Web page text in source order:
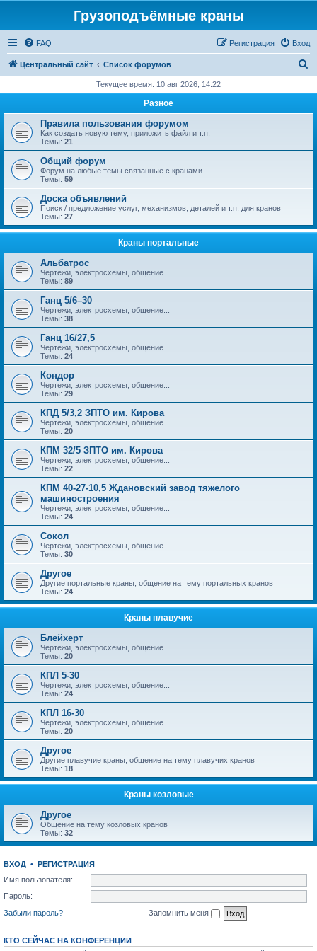
Грузоподъёмные краны
FAQ Вход
Регистрация
Центральный сайт Список форумов
с
Текущее время: 10 авг 2026, 14:22
Разное
Правила пользования форумом
Как создать новую тему, приложить файл и т.п.
Темы: 21
Общий форум
Форум на любые темы связанные с кранами.
Темы: 59
Доска объявлений
Поиск / предложение услуг, механизмов, деталей и т.п. для кранов
Темы: 27
Краны портальные
Альбатрос
Чертежи, электросхемы, общение...
Темы: 89
Ганц 5/6–30
Чертежи, электросхемы, общение...
Темы: 38
Ганц 16/27,5
Чертежи, электросхемы, общение...
Темы: 24
Кондор
Чертежи, электросхемы, общение...
Темы: 29
КПД 5/3,2 ЗПТО им. Кирова
Чертежи, электросхемы, общение...
Темы: 20
КПМ 32/5 ЗПТО им. Кирова
Чертежи, электросхемы, общение...
Темы: 22
КПМ 40-27-10,5 Ждановский завод тяжелого
машиностроения
Чертежи, электросхемы, общение...
Темы: 24
Сокол
Чертежи, электросхемы, общение...
Темы: 30
Другое
Другие портальные краны, общение на тему портальных кранов
Темы: 24
Краны плавучие
Блейхерт
Чертежи, электросхемы, общение...
Темы: 20
КПЛ 5-30
Чертежи, электросхемы, общение...
Темы: 24
КПЛ 16-30
Чертежи, электросхемы, общение...
Темы: 20
Другое
Другие плавучие краны, общение на тему плавучих кранов
Темы: 18
Краны козловые
Другое
Общение на тему козловых кранов
Темы: 32
ВХОД • РЕГИСТРАЦИЯ
Имя пользователя:
Пароль:
Забыли пароль?
Запомнить меня
КТО СЕЙЧАС НА КОНФЕРЕНЦИИ